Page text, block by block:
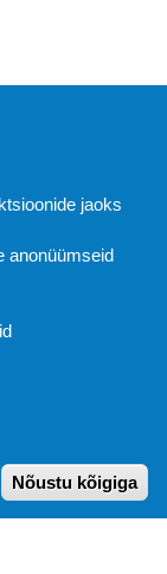
2020
Tallinn
jaoks
anonüümseid
Nõustu kõigiga